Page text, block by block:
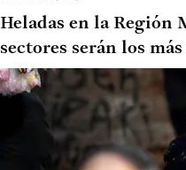
Heladas en la Región
sectores serán los